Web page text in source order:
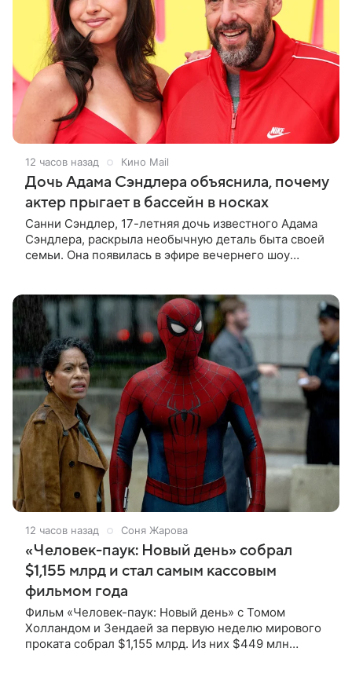
12 часов назад Кино Mail
Дочь Адама Сэндлера объяснила, почему
актер прыгает в бассейн в носках
Санни Сэндлер, 17-летняя дочь известного Адама
Сэндлера, раскрыла необычную деталь быта своей
семьи. Она появилась в эфире вечернего шоу
12 часов назад Соня Жарова
«Человек-паук: Новый день» собрал
$1,155 млрд и стал самым кассовым
фильмом года
Фильм «Человек-паук: Новый день» с Томом
Холландом и Зендаей за первую неделю мирового
проката собрал $1,155 млрд. Из них $449 млн